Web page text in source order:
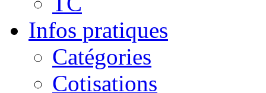
Infos pratiques
Catégories
Cotisations